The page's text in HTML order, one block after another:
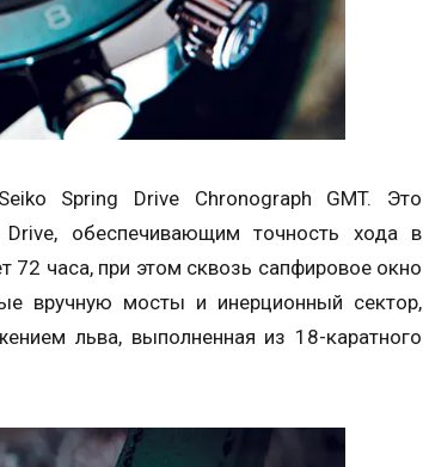
Spring Drive Chronograph GMT. Это
обеспечивающим точность хода в
72 часа, при этом сквозь сапфировое окно
вручную мосты и инерционный сектор,
льва, выполненная из 18-каратного